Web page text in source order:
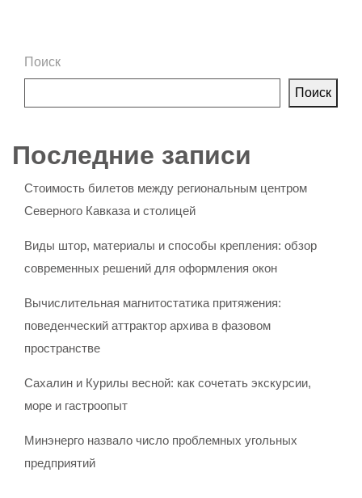
Поиск
Поиск
Последние записи
Стоимость билетов между региональным центром
Северного Кавказа и столицей
Виды штор, материалы и способы крепления: обзор
современных решений для оформления окон
Вычислительная магнитостатика притяжения:
поведенческий аттрактор архива в фазовом
пространстве
Сахалин и Курилы весной: как сочетать экскурсии,
море и гастроопыт
Минэнерго назвало число проблемных угольных
предприятий